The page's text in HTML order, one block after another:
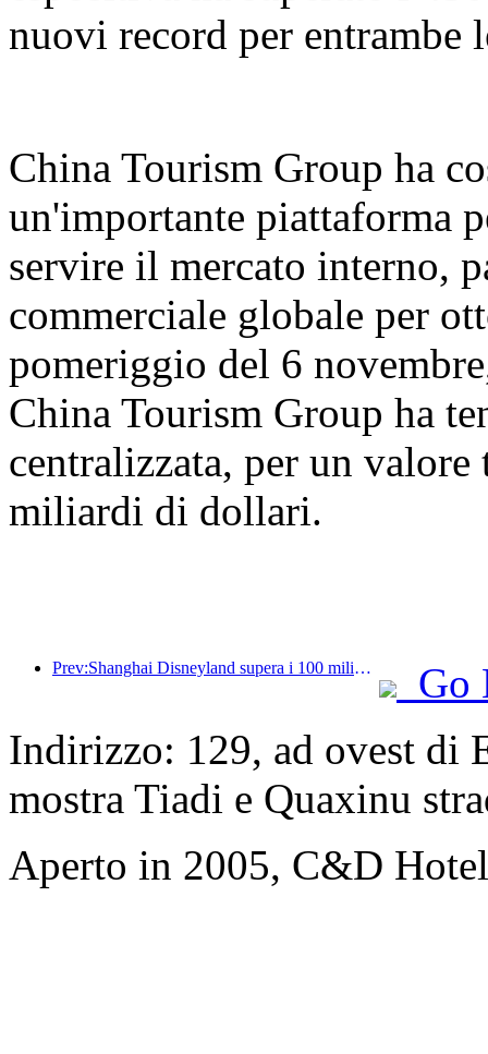
nuovi record per entrambe
China Tourism Group ha
un'importante piattaforma
servire il mercato interno,
commerciale globale per
pomeriggio del 6
China Tourism Group ha
centralizzata, per un
miliardi di dollari.
Prev:Shanghai Disneyland supera i 100 milioni di visitatori e si espanderà con un quarto hotel a tema.
Go
Indirizzo: 129, ad ovest di
mostra Tiadi e Quaxinu
Aperto in 2005, C&D